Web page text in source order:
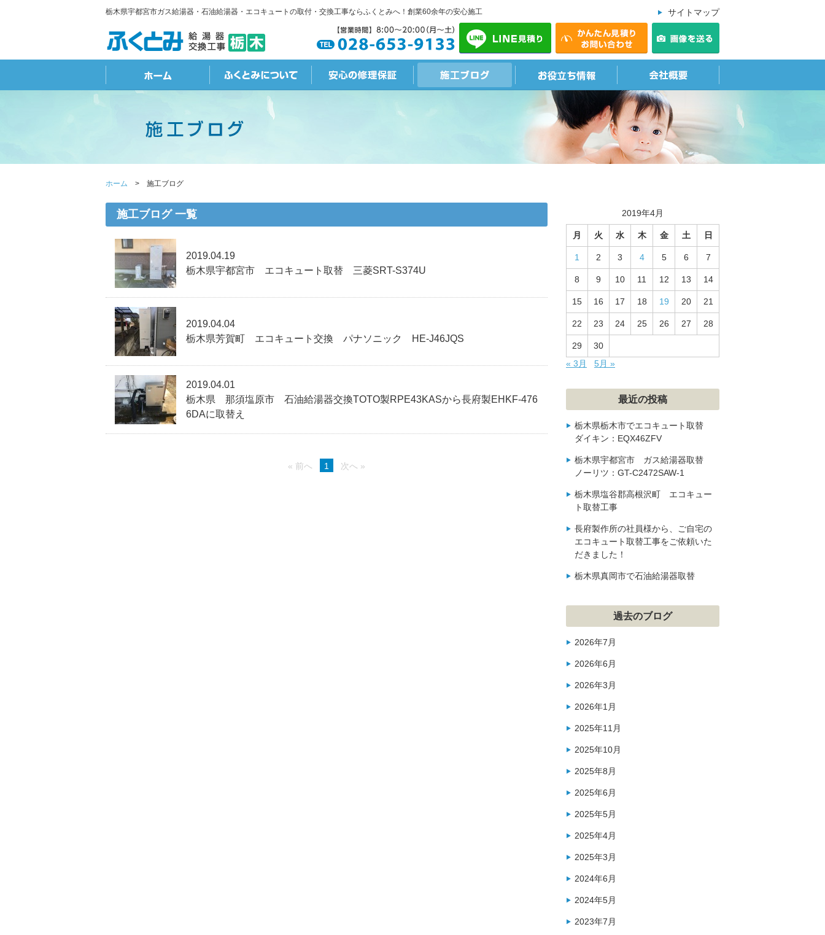
栃木県宇都宮市ガス給湯器・石油給湯器・エコキュートの取付・交換工事ならふくとみへ！創業60余年の安心施工 サイトマップ
ホーム 施工ブログ
施工ブログ 一覧
2019.04.19
栃木県宇都宮市 エコキュート取替 三菱SRT-S374U
2019.04.04
栃木県芳賀町 エコキュート交換 パナソニック HE-J46JQS
2019.04.01
栃木県 那須塩原市 石油給湯器交換TOTO製RPE43KASから長府製EHKF-476
6DAに取替え
« 前へ 1 次へ »
2019年4月
月 火 水 木 金 土 日
1 2 3 4 5 6 7
8 9 10 11 12 13 14
15 16 17 18 19 20 21
22 23 24 25 26 27 28
29
30
« 3月
5月 »
最近の投稿
栃木県栃木市でエコキュート取替
ダイキン：EQX46ZFV
栃木県宇都宮市 ガス給湯器取替
ノーリツ：GT-C2472SAW-1
栃木県塩谷郡高根沢町 エコキュー
ト取替工事
長府製作所の社員様から、ご自宅の
エコキュート取替工事をご依頼いた
だきました！
栃木県真岡市で石油給湯器取替
過去のブログ
2026年7月
2026年6月
2026年3月
2026年1月
2025年11月
2025年10月
2025年8月
2025年6月
2025年5月
2025年4月
2025年3月
2024年6月
2024年5月
2023年7月